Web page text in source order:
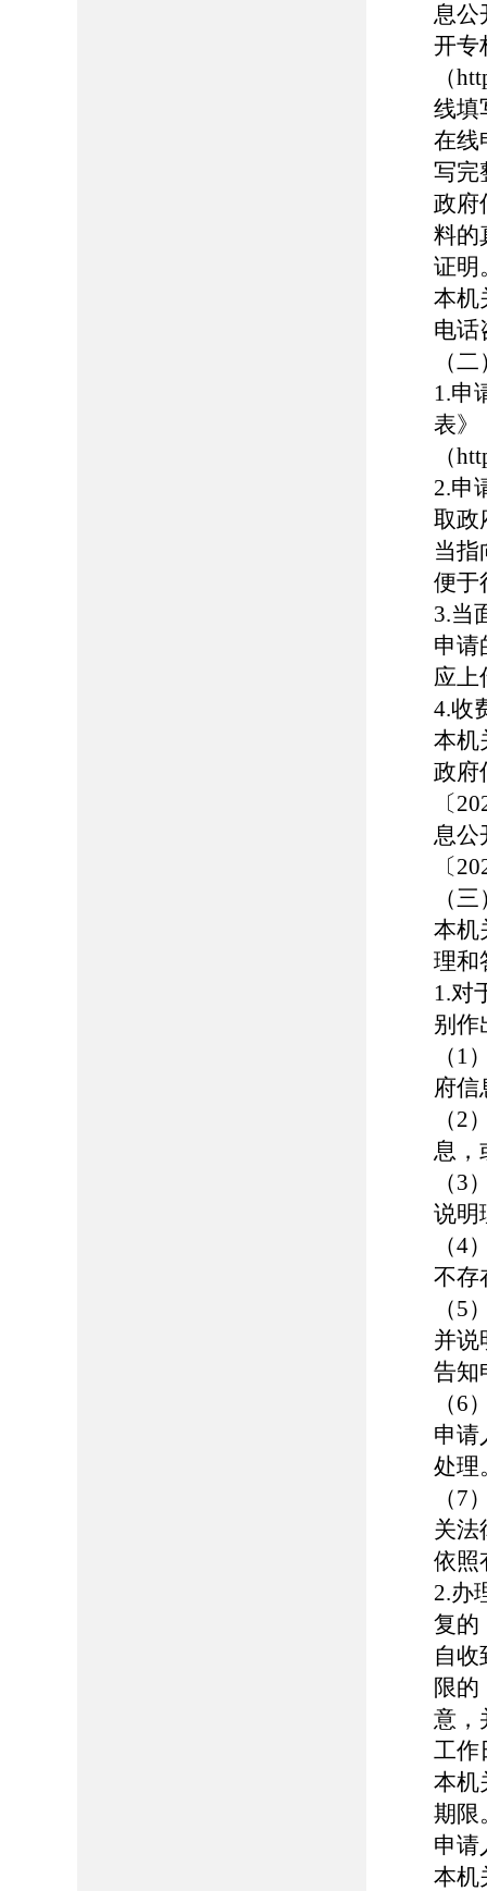
息公
开专
（
线填
在线
写完
政府
料的
证明
本机
电话
（
1.申
表》
（
2.申
取政
当指
便于
3.当
申请
应上
4.收
本机
政府
〔
息公
〔
（
本机
理和
1.对
别作
（
府信
（
息，
（
说明
（
不存
（
并说
告知
（
申请
处理
（
关法
依照
2.办
复的
自收
限的
意，
工作
本机
期限
申请
本机